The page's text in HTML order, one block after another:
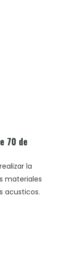
70 de
la
materiales
acusticos.